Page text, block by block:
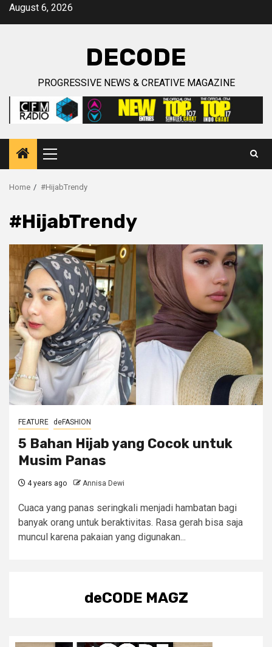
SkipAugust 6, 2026
DECODE
PROGRESSIVE NEWS & CREATIVE MAGAZINE
Primary
Menu
Home #HijabTrendy
#HijabTrendy
FEATURE deFASHION
5 Bahan Hijab yang Cocok untuk
Musim Panas
4 years ago Annisa Dewi
Cuaca yang panas seringkali menjadi hambatan bagi
banyak orang untuk beraktivitas. Rasa gerah bisa saja
muncul karena pakaian yang digunakan...
deCODE MAGZ